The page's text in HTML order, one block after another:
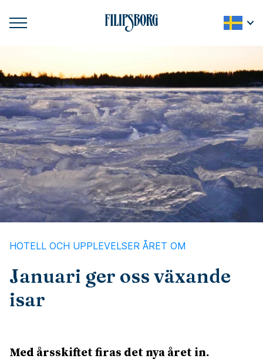
HOTELL OCH UPPLEVELSER ÅRET OM
Januari ger oss växande
isar
Med årsskiftet firas det nya året in.